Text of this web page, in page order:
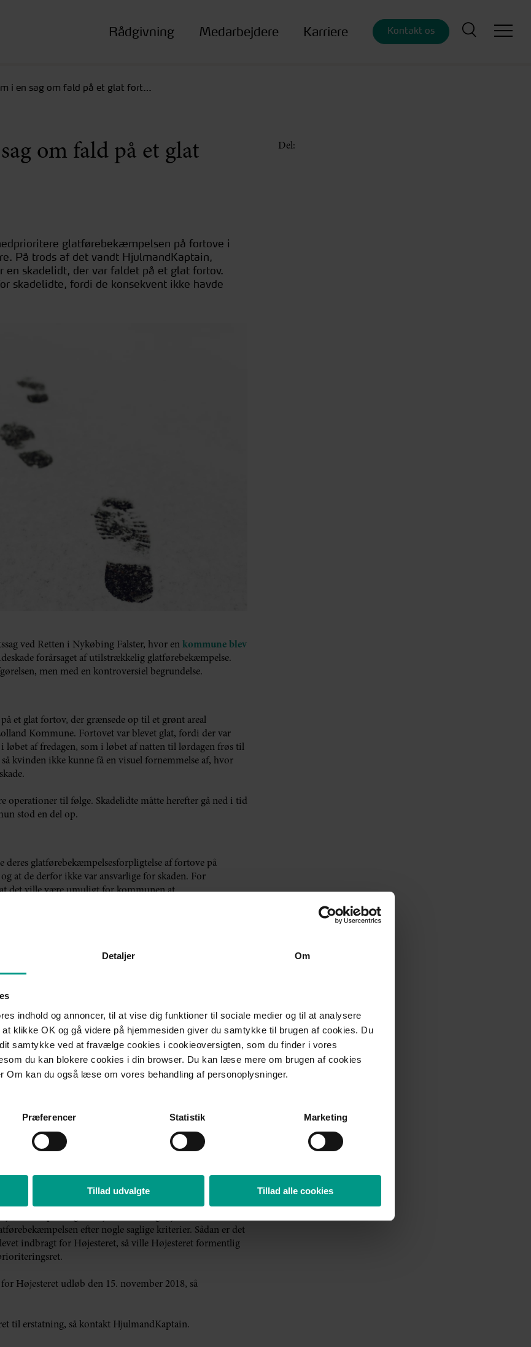
Detaljer Om
indhold og annoncer, til at vise dig funktioner til sociale medier og til at analysere
klikke OK og gå videre på hjemmesiden giver du samtykke til brugen af cookies. Du
samtykke ved at fravælge cookies i cookieoversigten, som du finder i vores
du kan blokere cookies i din browser. Du kan læse mere om brugen af cookies
Om kan du også læse om vores behandling af personoplysninger.
Præferencer Statistik Marketing
Tillad udvalgte Tillad alle cookies
Rådgivning Medarbejdere Karriere Kontakt os
i en sag om fald på et glat fort…
om fald på et glat
glatførebekæmpelsen på fortove i
På trods af det vandt HjulmandKaptain,
skadelidt, der var faldet på et glat fortov.
skadelidte, fordi de konsekvent ikke havde
ved Retten i Nykøbing Falster, hvor en kommune blev
forårsaget af utilstrækkelig glatførebekæmpelse.
men med en kontroversiel begrundelse.
et glat fortov, der grænsede op til et grønt areal
Kommune. Fortovet var blevet glat, fordi der var
løbet af fredagen, som i løbet af natten til lørdagen frøs til
kvinden ikke kunne få en visuel fornemmelse af, hvor
operationer til følge. Skadelidte måtte herefter gå ned i tid
stod en del op.
glatførebekæmpelsesforpligtelse af fortove på
at de derfor ikke var ansvarlige for skaden. For
det ville være umuligt for kommunen at
uoverskuelige og miljømæssige konsekvenser.
være ansvarlig for skaden på skadelidte, fordi de ikke
glatførebekæmpelse snarest muligt efter det glatte
for uheldet havde ejet den ubebyggede grund i en
kunne løbe vand fra grunden ud på fortovet, hvor det
og skadelidte har ret til erstatning fra
har ret til at prioritere indsatsen ved
men at kommunen ikke konsekvent og uanset
af et areal.
Bestemmelsen om glatførebekæmpelse af fortove
føre er indtrådt. For få år siden tillod Højesteret i en
areal, som skulle glatførebekæmpes, så var
var ikke ansvarlig, hvis han ikke var nået til skadesstedet
om en privat grundejer med mange ejendomme flere
efter nogle saglige kriterier. Sådan er det
indbragt for Højesteret, så ville Højesteret formentlig
Højesteret udløb den 15. november 2018, så
til erstatning, så kontakt HjulmandKaptain.
Del: